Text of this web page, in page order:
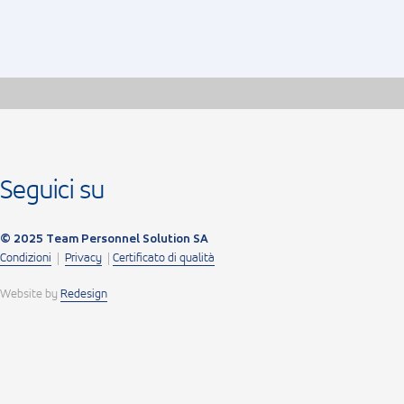
Seguici su
© 2025 Team Personnel Solution SA
Condizioni | Privacy| Certificato di qualità
Website by Redesign